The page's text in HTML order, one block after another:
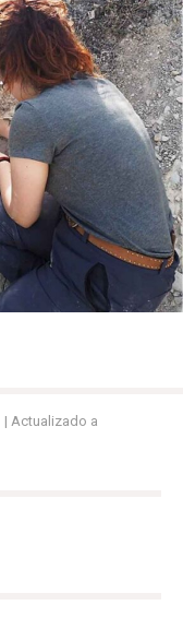
| Actualizado a